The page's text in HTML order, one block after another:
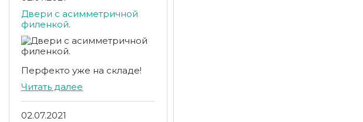
Двери с асимметричной
филенкой.
Перфекто уже на складе!
Читать далее
02.07.2021